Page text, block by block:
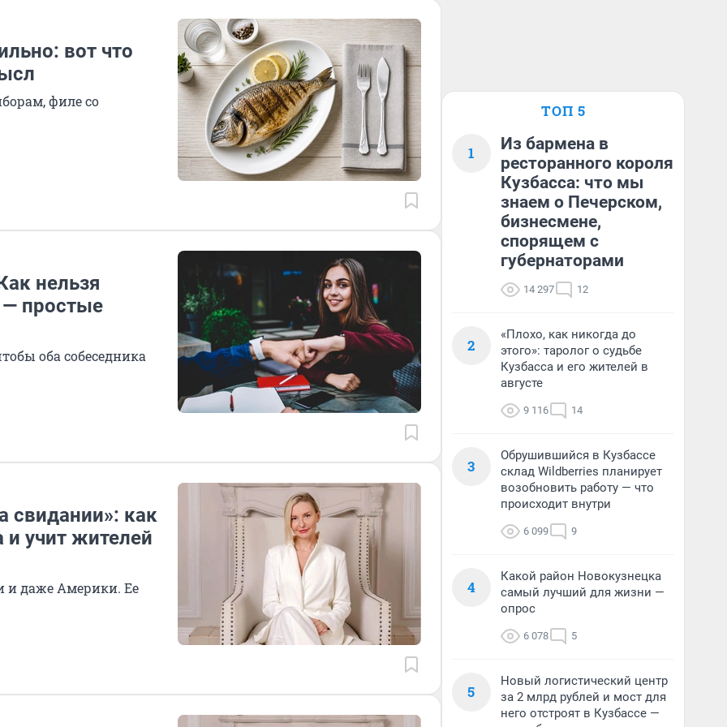
вот что
филе со
нельзя
— простые
оба собеседника
свидании»: как
и учит жителей
и даже Америки. Ее
ТОП 5
1
Из бармена в
ресторанного короля
Кузбасса: что мы
знаем о Печерском,
бизнесмене,
спорящем с
губернаторами
14 297 12
2
«Плохо, как никогда до
этого»: таролог о судьбе
Кузбасса и его жителей в
августе
9 116 14
3
Обрушившийся в Кузбассе
склад Wildberries планирует
возобновить работу — что
происходит внутри
6 099 9
4
Какой район Новокузнецка
самый лучший для жизни —
опрос
6 078 5
5
Новый логистический центр
за 2 млрд рублей и мост для
него отстроят в Кузбассе —